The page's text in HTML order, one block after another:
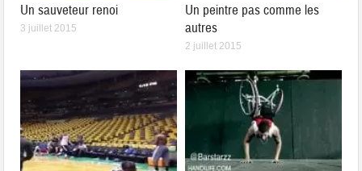
Un sauveteur renoi
3 juillet 2015
Un peintre pas comme les
autres
2 juillet 2015